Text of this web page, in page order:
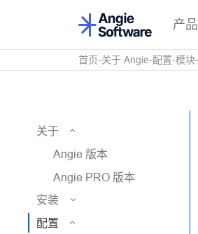
产品
首页 关于 Angie 配置 模块
关于
Angie 版本
Angie PRO 版本
安装
配置